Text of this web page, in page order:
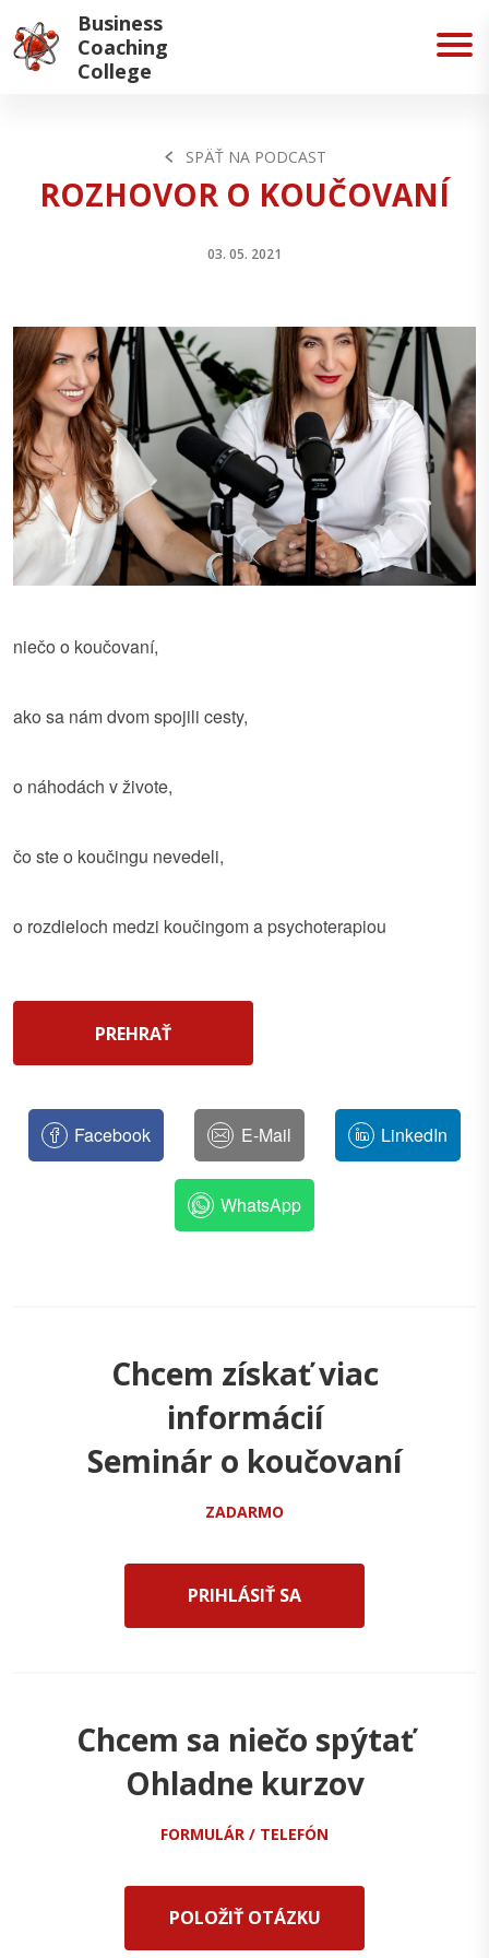
Business
Coaching
College
SPÄŤ NA PODCAST
ROZHOVOR O KOUČOVANÍ
03. 05. 2021
niečo o koučovaní,
ako sa nám dvom spojili cesty,
o náhodách v živote,
čo ste o koučingu nevedeli,
o rozdieloch medzi koučingom a psychoterapiou
PREHRAŤ
Facebook E-Mail LinkedIn
WhatsApp
Chcem získať viac
informácií
Seminár o koučovaní
ZADARMO
PRIHLÁSIŤ SA
Chcem sa niečo spýtať
Ohladne kurzov
FORMULÁR / TELEFÓN
POLOŽIŤ OTÁZKU